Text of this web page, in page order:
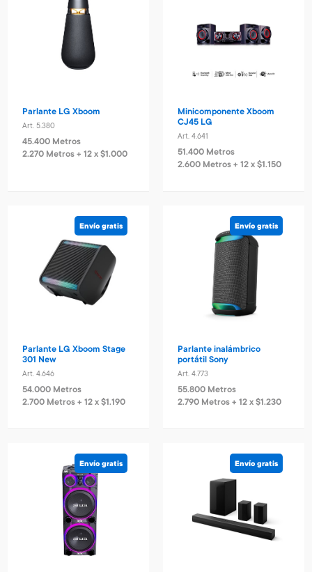
Parlante LG Xboom
Art. 5.380
45.400 Metros
2.270 Metros + 12 x $1.000
Minicomponente Xboom
CJ45 LG
Art. 4.641
51.400 Metros
2.600 Metros + 12 x $1.150
Envío gratis
Parlante LG Xboom Stage
301 New
Art. 4.646
54.000 Metros
2.700 Metros + 12 x $1.190
Envío gratis
Parlante inalámbrico
portátil Sony
Art. 4.773
55.800 Metros
2.790 Metros + 12 x $1.230
Envío gratis Envío gratis